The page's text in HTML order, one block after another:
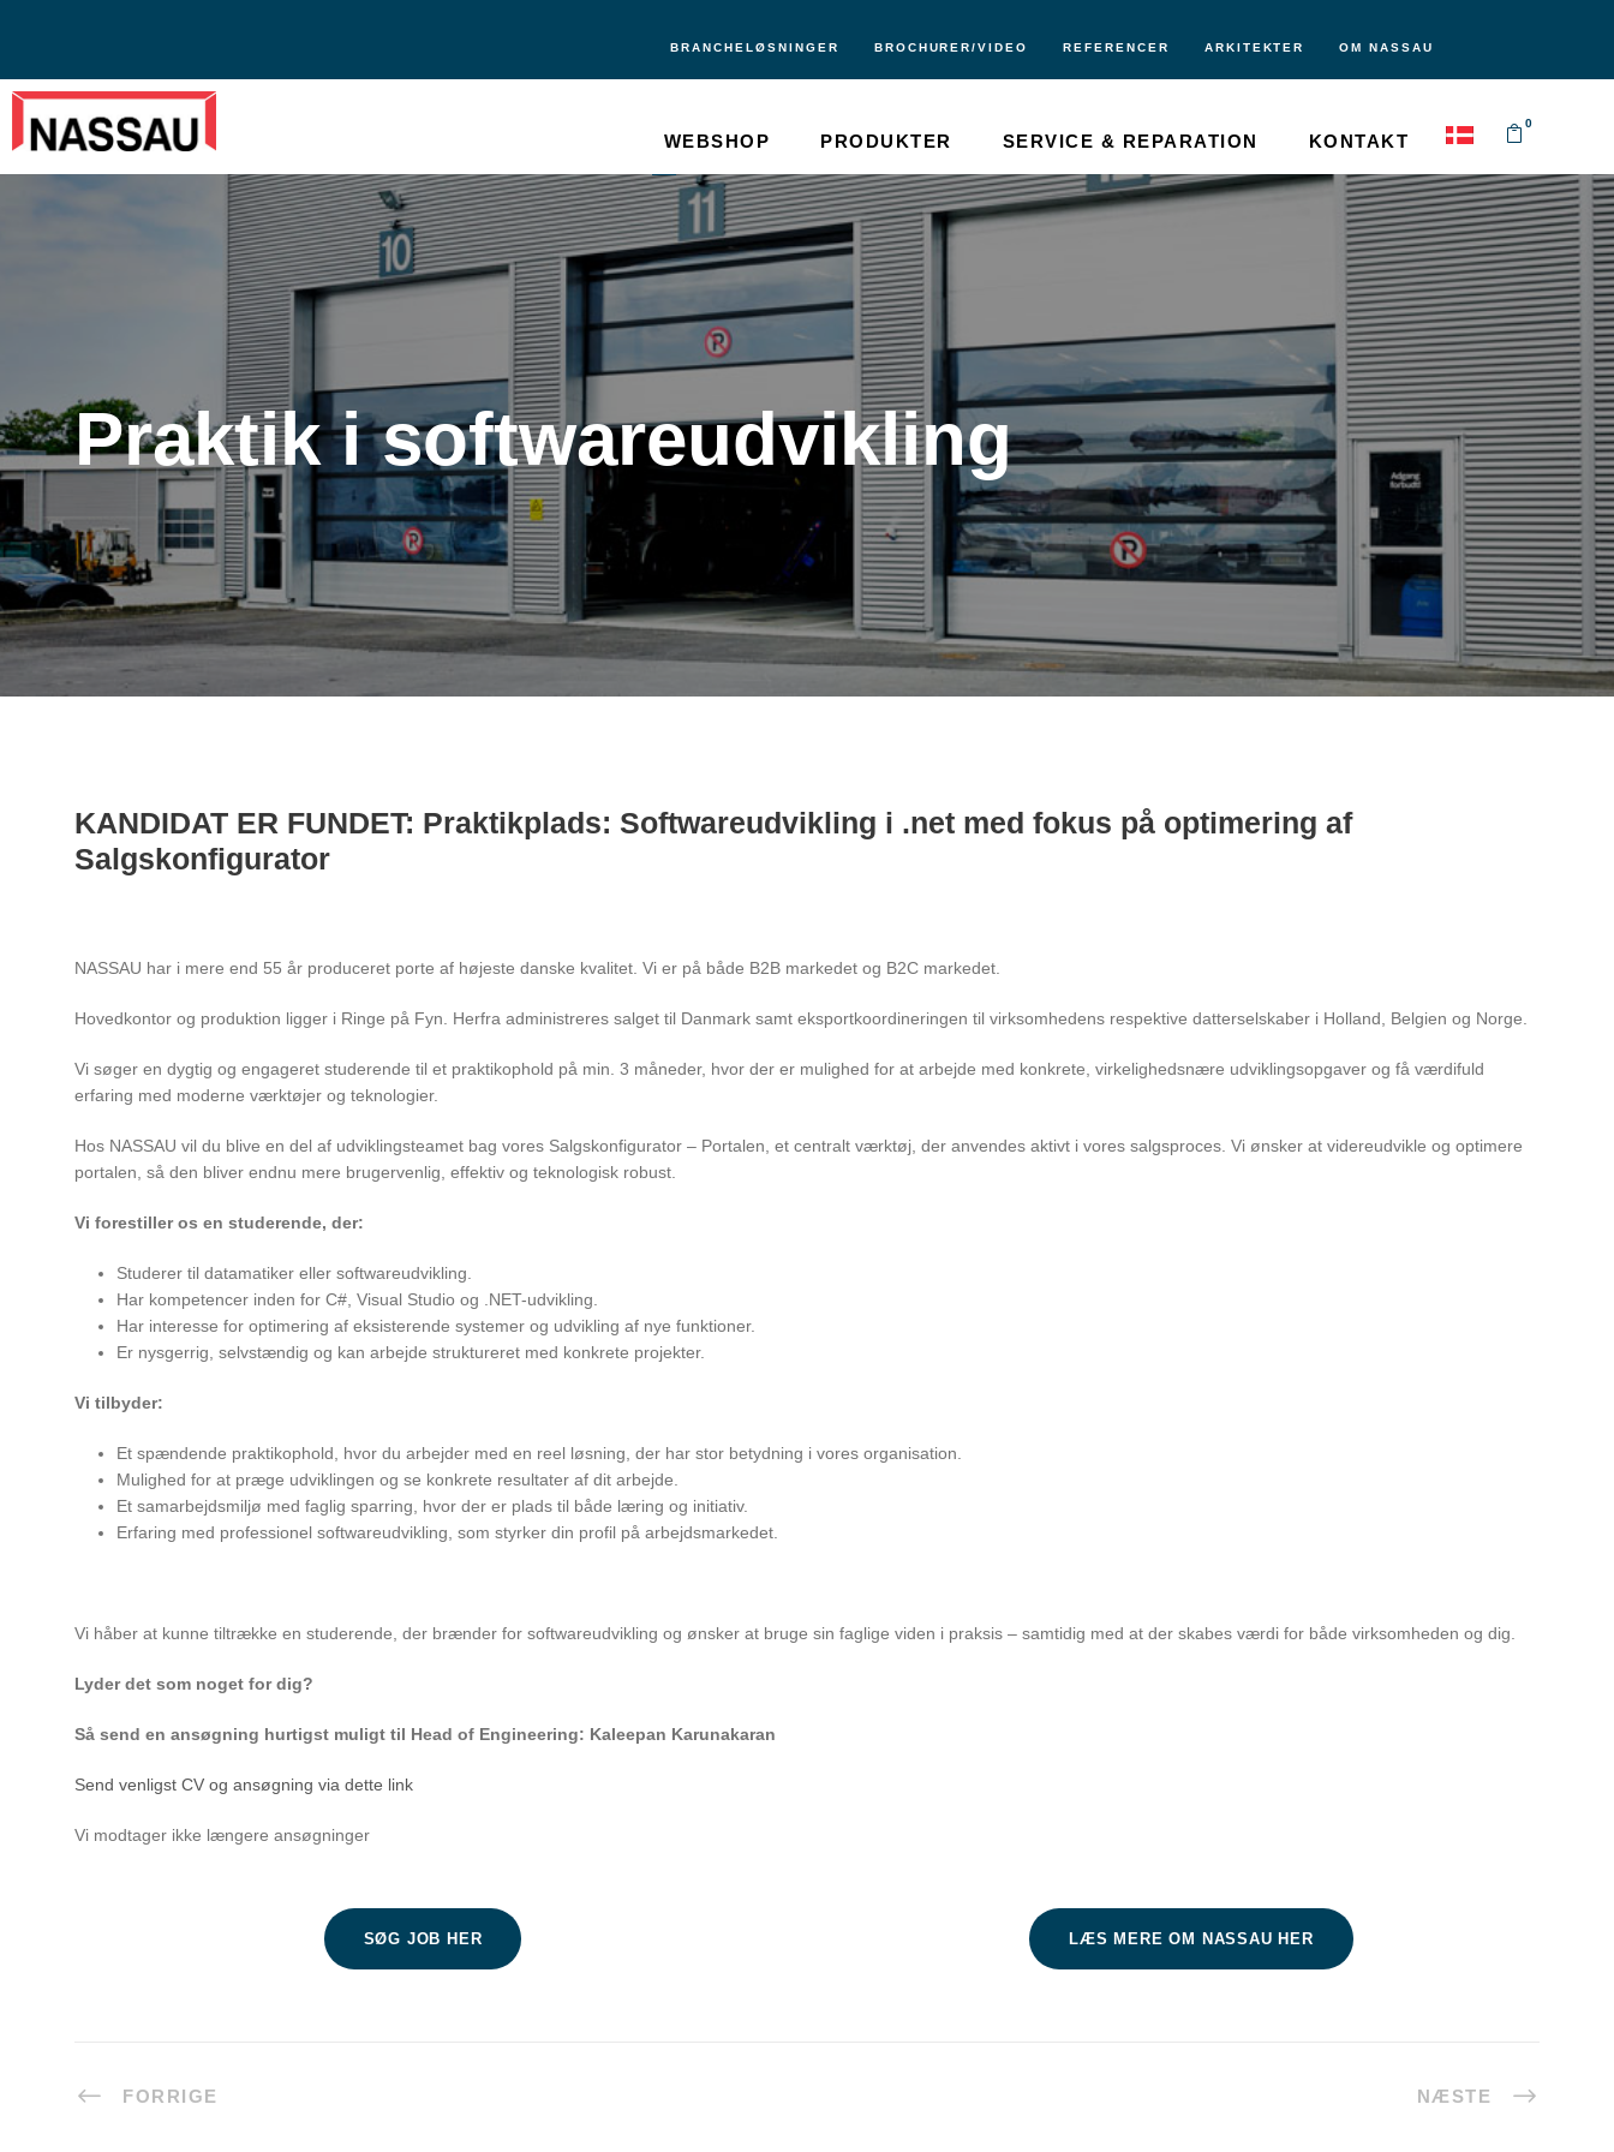
BRANCHELØSNINGER BROCHURER/VIDEO REFERENCER ARKITEKTER OM NASSAU
WEBSHOP PRODUKTER SERVICE & REPARATION KONTAKT
0
Praktik i softwareudvikling
KANDIDAT ER FUNDET: Praktikplads: Softwareudvikling i .net med fokus på optimering af
Salgskonfigurator
NASSAU har i mere end 55 år produceret porte af højeste danske kvalitet. Vi er på både B2B markedet og B2C markedet.
Hovedkontor og produktion ligger i Ringe på Fyn. Herfra administreres salget til Danmark samt eksportkoordineringen til virksomhedens respektive datterselskaber i Holland, Belgien og Norge.
Vi søger en dygtig og engageret studerende til et praktikophold på min. 3 måneder, hvor der er mulighed for at arbejde med konkrete, virkelighedsnære udviklingsopgaver og få værdifuld
erfaring med moderne værktøjer og teknologier.
Hos NASSAU vil du blive en del af udviklingsteamet bag vores Salgskonfigurator – Portalen, et centralt værktøj, der anvendes aktivt i vores salgsproces. Vi ønsker at videreudvikle og optimere
portalen, så den bliver endnu mere brugervenlig, effektiv og teknologisk robust.
Vi forestiller os en studerende, der:
Studerer til datamatiker eller softwareudvikling.
Har kompetencer inden for C#, Visual Studio og .NET-udvikling.
Har interesse for optimering af eksisterende systemer og udvikling af nye funktioner.
Er nysgerrig, selvstændig og kan arbejde struktureret med konkrete projekter.
Vi tilbyder:
Et spændende praktikophold, hvor du arbejder med en reel løsning, der har stor betydning i vores organisation.
Mulighed for at præge udviklingen og se konkrete resultater af dit arbejde.
Et samarbejdsmiljø med faglig sparring, hvor der er plads til både læring og initiativ.
Erfaring med professionel softwareudvikling, som styrker din profil på arbejdsmarkedet.
Vi håber at kunne tiltrække en studerende, der brænder for softwareudvikling og ønsker at bruge sin faglige viden i praksis – samtidig med at der skabes værdi for både virksomheden og dig.
Lyder det som noget for dig?
Så send en ansøgning hurtigst muligt til Head of Engineering: Kaleepan Karunakaran
Send venligst CV og ansøgning via dette link
Vi modtager ikke længere ansøgninger
SØG JOB HER LÆS MERE OM NASSAU HER
FORRIGE NÆSTE